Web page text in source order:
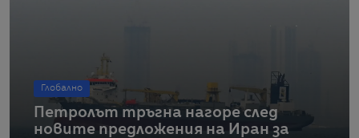
Глобално
Петролът тръгна нагоре след
новите предложения на Иран за